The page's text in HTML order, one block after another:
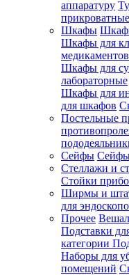
аппаратуру
прикроватные
Шкафы
Шкафы для
медикаментов
Шкафы для
лабораторные
Шкафы для
для шкафов
Постельные
Сейфы Сейфы
Стеллажи и
Стойки
Ширмы и
для
Прочее
Подставки
категории
Наборы для
помещений